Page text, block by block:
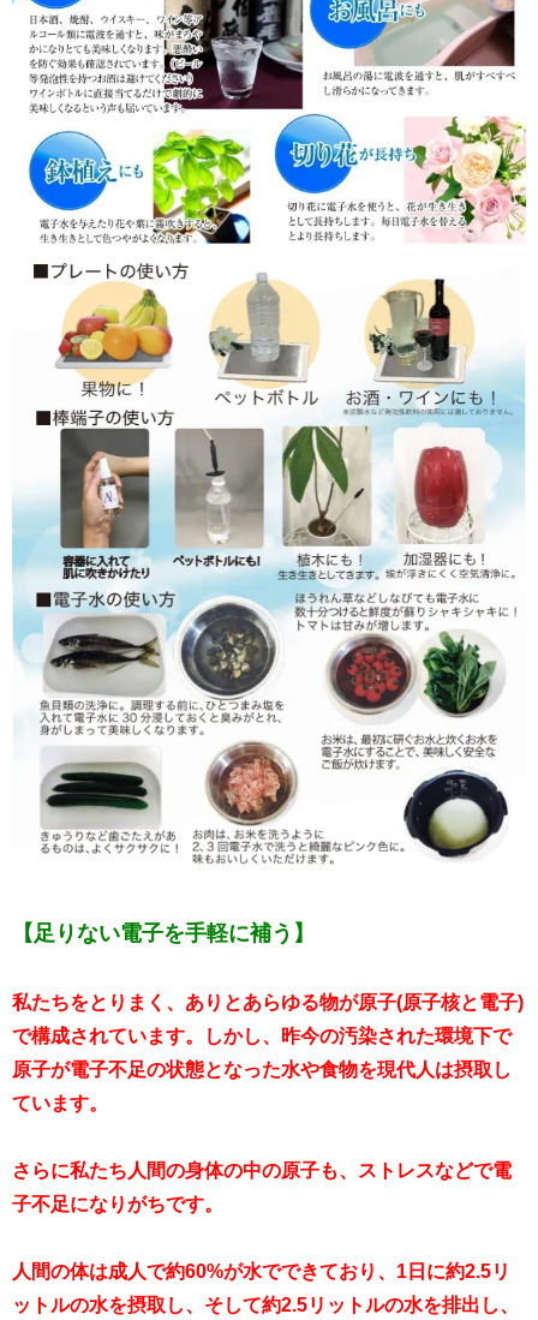
【足りない電子を手軽に補う】
私たちをとりまく、ありとあらゆる物が原子(原子核と電子)
で構成されています。しかし、昨今の汚染された環境下で
原子が電子不足の状態となった水や食物を現代人は摂取し
ています。
さらに私たち人間の身体の中の原子も、ストレスなどで電
子不足になりがちです。
人間の体は成人で約60%が水でできており、1日に約2.5リ
ットルの水を摂取し、そして約2.5リットルの水を排出し、